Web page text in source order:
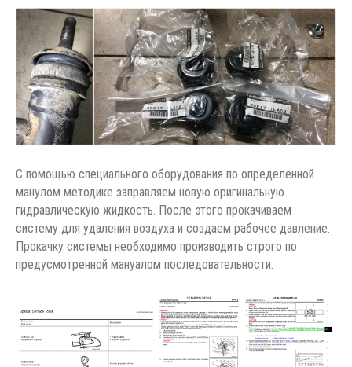
С помощью специального оборудования по определенной
манулом методике заправляем новую оригинальную
гидравлическую жидкость. После этого прокачиваем
систему для удаления воздуха и создаем рабочее давление.
Прокачку системы необходимо производить строго по
предусмотренной мануалом последовательности.